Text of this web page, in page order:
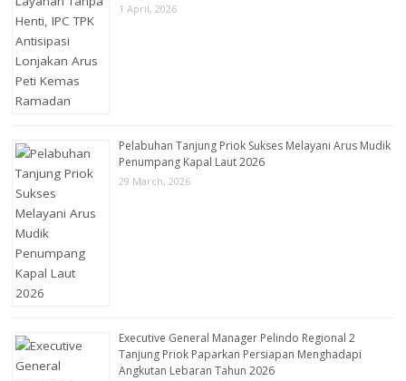
1 April, 2026
Pelabuhan Tanjung Priok Sukses Melayani Arus Mudik
Penumpang Kapal Laut 2026
29 March, 2026
Executive General Manager Pelindo Regional 2
Tanjung Priok Paparkan Persiapan Menghadapi
Angkutan Lebaran Tahun 2026